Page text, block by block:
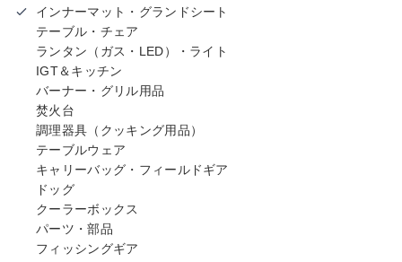
インナーマット・グランドシート
テーブル・チェア
ランタン（ガス・LED）・ライト
IGT＆キッチン
バーナー・グリル用品
焚火台
調理器具（クッキング用品）
テーブルウェア
キャリーバッグ・フィールドギア
ドッグ
クーラーボックス
パーツ・部品
フィッシングギア